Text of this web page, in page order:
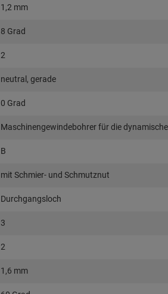
1,2 mm
8 Grad
2
neutral, gerade
0 Grad
Maschinengewindebohrer für die
B
mit Schmier- und Schmutznut
Durchgangsloch
3
2
1,6 mm